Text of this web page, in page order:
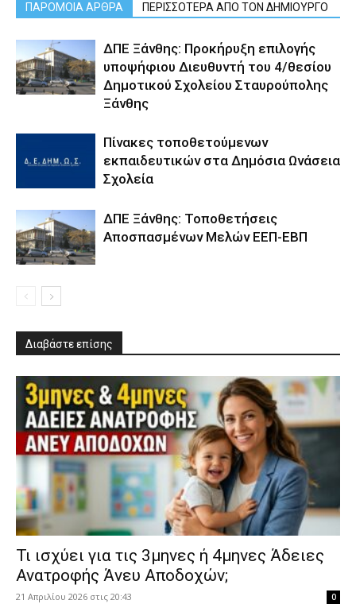
ΠΑΡΟΜΟΙΑ ΑΡΘΡΑ ΠΕΡΙΣΣΟΤΕΡΑ ΑΠΟ ΤΟΝ ΔΗΜΙΟΥΡΓΟ
ΔΠΕ Ξάνθης: Προκήρυξη επιλογής
υποψήφιου Διευθυντή του 4/θεσίου
Δημοτικού Σχολείου Σταυρούπολης
Ξάνθης
Πίνακες τοποθετούμενων
εκπαιδευτικών στα Δημόσια Ωνάσεια
Σχολεία
ΔΠΕ Ξάνθης: Τοποθετήσεις
Αποσπασμένων Μελών ΕΕΠ-ΕΒΠ
Διαβάστε επίσης
​Τι ισχύει για τις 3μηνες ή 4μηνες Άδειες
Ανατροφής Άνευ Αποδοχών;
21 Απριλίου 2026 στις 20:43 0